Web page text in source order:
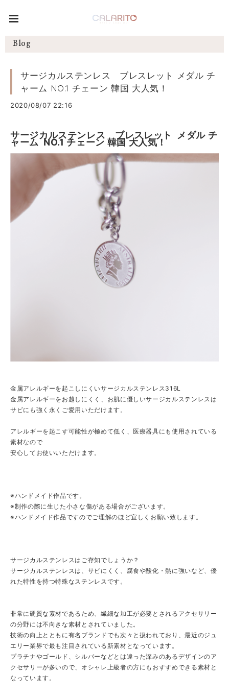
Blog
サージカルステンレス ブレスレット メダル チ
ャーム NO.1 チェーン 韓国 大人気！
2020/08/07 22:16
サージカルステンレス ブレスレット メダル チ
ャーム NO.1 チェーン 韓国 大人気！
金属アレルギーを起こしにくいサージカルステンレス316L
金属アレルギーをお越しにくく、お肌に優しいサージカルステンレスは
サビにも強く永くご愛用いただけます。
アレルギーを起こす可能性が極めて低く、医療器具にも使用されている
素材なので
安心してお使いいただけます。
※ハンドメイド作品です。
※制作の際に生じた小さな傷がある場合がございます。
※ハンドメイド作品ですのでご理解のほど宜しくお願い致します。
サージカルステンレスはご存知でしょうか？
サージカルステンレスは、サビにくく、腐食や酸化・熱に強いなど、優
れた特性を持つ特殊なステンレスです。
非常に硬質な素材であるため、繊細な加工が必要とされるアクセサリー
の分野には不向きな素材とされていました。
技術の向上とともに有名ブランドでも次々と扱われており、最近のジュ
エリー業界で最も注目されている新素材となっています。
プラチナやゴールド、シルバーなどとは違った深みのあるデザインのア
クセサリーが多いので、オシャレ上級者の方にもおすすめできる素材と
なっています。